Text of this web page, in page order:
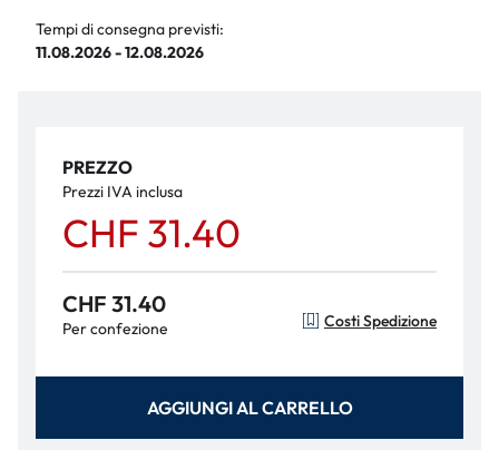
Tempi di consegna previsti:
11.08.2026 - 12.08.2026
PREZZO
Prezzi IVA inclusa
CHF 31.40
CHF 31.40
Per confezione Costi Spedizione
AGGIUNGI AL CARRELLO